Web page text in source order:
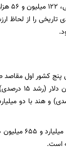
مدت مشابه، رکوردی
وی ادامه داد: در